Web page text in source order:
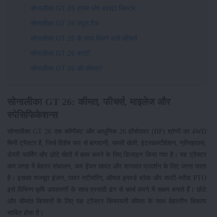
सोनालीका GT 26 टायर और 4WD सिस्टम
सोनालीका GT 26 फ्यूल टैंक
सोनालीका GT 26 के साथ मिलने वाले फीचर्स
सोनालीका GT 26 वारंटी
सोनालीका GT 26 की कीमत?
सोनालीका GT 26 एक कॉम्पैक्ट और आधुनिक 26 हॉर्सपावर (HP) श्रेणी का 4WD
मिनी ट्रैक्टर है, जिसे विशेष रूप से बागवानी, सब्जी खेती, इंटरकल्टीवेशन, ग्रीनहाउस,
डेयरी फार्मिंग और छोटे खेतों में काम करने के लिए डिजाइन किया गया है। यह ट्रैक्टर
कम जगह में बेहतर संचालन, कम ईंधन खपत और शानदार प्रदर्शन के लिए जाना जाता
है। इसका मजबूत इंजन, पावर स्टीयरिंग, ऑयल इमर्स्ड ब्रेक और मल्टी-स्पीड PTO
इसे विभिन्न कृषि उपकरणों के साथ प्रभावी ढंग से कार्य करने में सक्षम बनाते हैं। छोटे
और सीमांत किसानों के लिए यह ट्रैक्टर किफायती कीमत के साथ बेहतरीन विकल्प
साबित होता है।